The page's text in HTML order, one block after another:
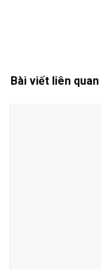
Bài viết liên quan